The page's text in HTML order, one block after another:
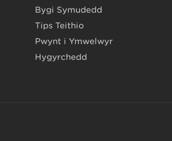
Bygi Symudedd
Tips Teithio
Pwynt i Ymwelwyr
Hygyrchedd